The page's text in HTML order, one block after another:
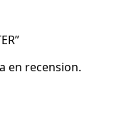
en recension.